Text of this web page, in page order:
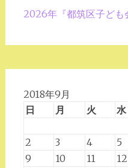
2026年『都筑区子ども
2018年9月
日
月 火 水
2
3 4 5
9
10 11 12